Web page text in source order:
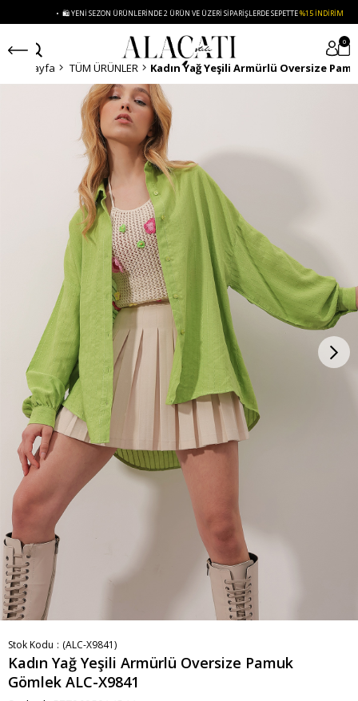
• 🛍️ YENI SEZON ÜRÜNLERINDE 2 ÜRÜN VE ÜZERI SIPARIŞLERDE SEPETTE%15 İNDIRIM
0
Anasayfa TÜM ÜRÜNLER
Stok Kodu (ALC-X9841)
Kadın Yağ Yeşili Armürlü Oversize Pamuk
Gömlek ALC-X9841